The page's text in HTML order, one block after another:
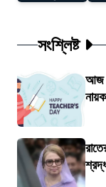
সংশ্লিষ্ট
আজ